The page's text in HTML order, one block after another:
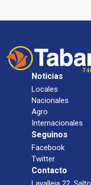
Noticias
Locales
Nacionales
Agro
Internacionales
Seguinos
Facebook
Twitter
Contacto